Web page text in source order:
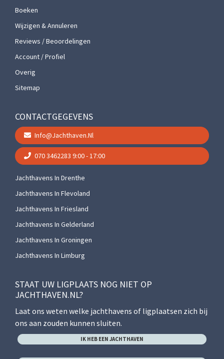
Boeken
Wijzigen & Annuleren
Reviews / Beoordelingen
Account / Profiel
Overig
Sitemap
CONTACTGEGEVENS
Info@jachthaven.nl
070 3462283 9:00 - 17:00
Jachthavens In Drenthe
Jachthavens In Flevoland
Jachthavens In Friesland
Jachthavens In Gelderland
Jachthavens In Groningen
Jachthavens In Limburg
STAAT UW LIGPLAATS NOG NIET OP
JACHTHAVEN.NL?
Laat ons weten welke jachthavens of ligplaatsen zich bij
ons aan zouden kunnen sluiten.
IK HEB EEN JACHTHAVEN